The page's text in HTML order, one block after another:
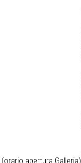
(orario apertura Galleria)